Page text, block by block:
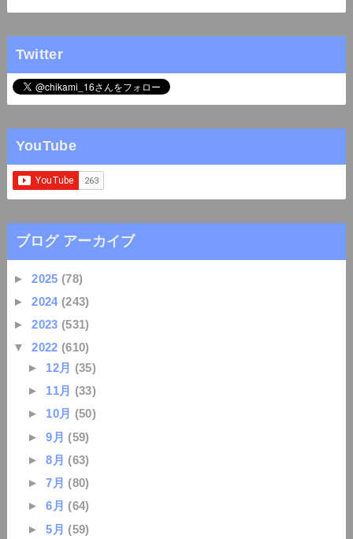
Twitter
YouTube
ブログ アーカイブ
►2025 (78)
►2024 (243)
►2023 (531)
▼2022 (610)
► 12月 (35)
► 11月 (33)
► 10月 (50)
►9月 (59)
►8月 (63)
►7月 (80)
►6月 (64)
►5月 (59)